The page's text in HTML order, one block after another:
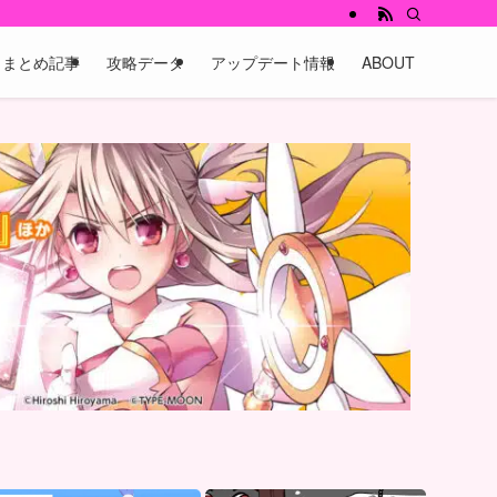
まとめ記事 攻略データ アップデート情報 ABOUT